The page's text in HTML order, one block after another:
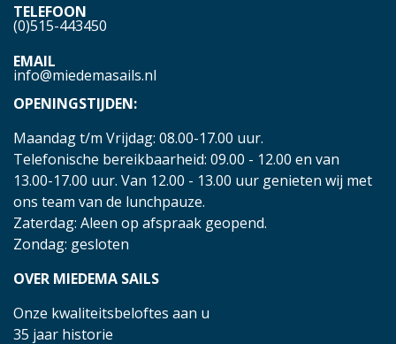
TELEFOON
(0)515-443450
EMAIL
info@miedemasails.nl
OPENINGSTIJDEN:
Maandag t/m Vrijdag: 08.00-17.00 uur.
Telefonische bereikbaarheid: 09.00 - 12.00 en van
13.00-17.00 uur. Van 12.00 - 13.00 uur genieten wij met
ons team van de lunchpauze.
Zaterdag: Aleen op afspraak geopend.
Zondag: gesloten
OVER MIEDEMA SAILS
Onze kwaliteitsbeloftes aan u
35 jaar historie